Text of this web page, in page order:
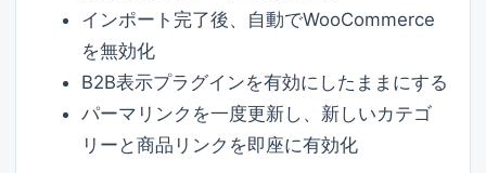
インポート完了後、自動でWooCommerce
を無効化
B2B表示プラグインを有効にしたままにする
パーマリンクを一度更新し、新しいカテゴ
リーと商品リンクを即座に有効化